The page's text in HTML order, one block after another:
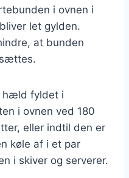
i ovnen i
let gylden.
at bunden
hæld fyldet i
i ovnen ved 180
eller indtil den er
køle af i et par
i skiver og serverer.